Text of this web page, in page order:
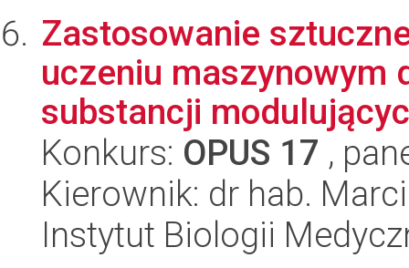
Zastosowanie
uczeniu maszynowym
substancji
Konkurs: OPUS 17 ,
Kierownik: dr hab.
Instytut Biologii